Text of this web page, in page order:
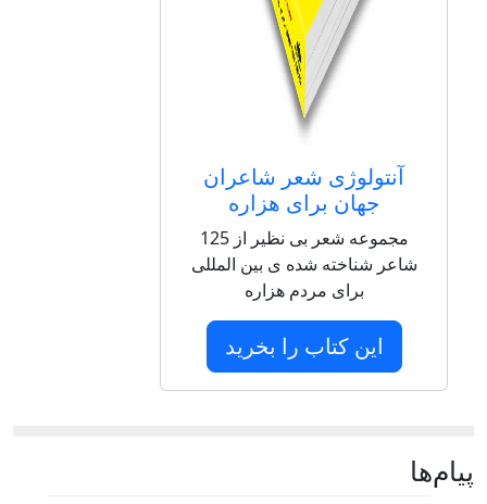
آنتولوژی شعر شاعران
جهان برای هزاره
مجموعه شعر بی نظیر از 125
شاعر شناخته شده ی بین المللی
برای مردم هزاره
این کتاب را بخرید
پيام‌ها